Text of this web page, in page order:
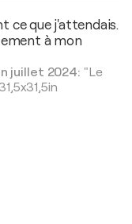
ce que j'attendais.
à mon
juillet 2024: "Le
31,5x31,5in